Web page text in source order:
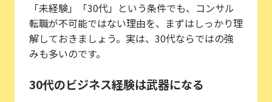
「未経験」「30代」という条件でも、コンサル
転職が不可能ではない理由を、まずはしっかり理
解しておきましょう。実は、30代ならではの強
みも多いのです。
30代のビジネス経験は武器になる